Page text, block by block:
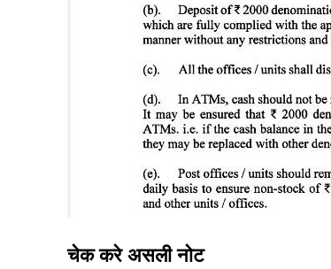
चेक करे असली नोट